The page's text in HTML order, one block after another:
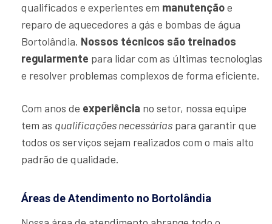
qualificados e experientes em manutençãoe
reparo de aquecedores a gás e bombas de água
Bortolândia. Nossos técnicos são treinados
regularmente para lidar com as últimas tecnologias
e resolver problemas complexos de forma eficiente.
Com anos de experiência no setor, nossa equipe
tem as qualificações necessárias para garantir que
todos os serviços sejam realizados com o mais alto
padrão de qualidade.
Áreas de Atendimento no Bortolândia